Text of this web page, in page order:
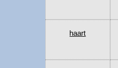
haart